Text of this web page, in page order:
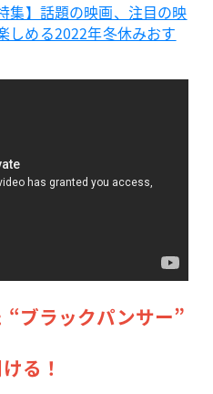
集】話題の映画、注目の映
しめる2022年冬休みおす
ブラックパンサー”
る！